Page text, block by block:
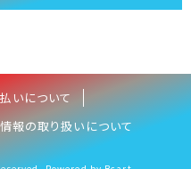
いについて
報の取り扱いについて